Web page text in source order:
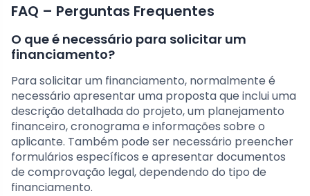
FAQ – Perguntas Frequentes
O que é necessário para solicitar um
financiamento?
Para solicitar um financiamento, normalmente é
necessário apresentar uma proposta que inclui uma
descrição detalhada do projeto, um planejamento
financeiro, cronograma e informações sobre o
aplicante. Também pode ser necessário preencher
formulários específicos e apresentar documentos
de comprovação legal, dependendo do tipo de
financiamento.